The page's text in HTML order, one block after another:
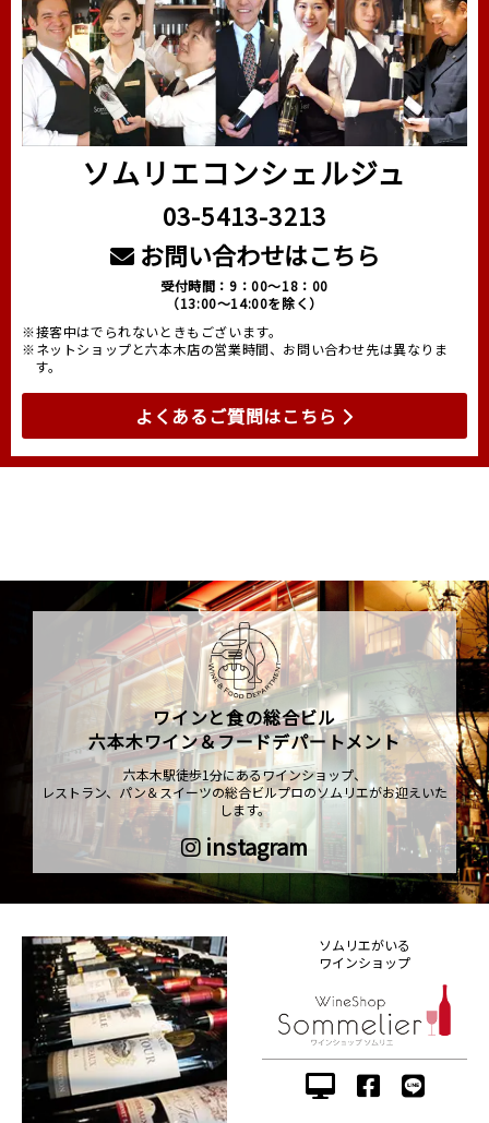
ソムリエコンシェルジュ
03-5413-3213
お問い合わせはこちら
受付時間：9：00～18：00
（13:00～14:00を除く）
※接客中はでられないときもございます。
※ネットショップと六本木店の営業時間、お問い合わせ先は異なりま
す。
よくあるご質問はこちら
ワインと食の総合ビル
六本木ワイン＆フードデパートメント
六本木駅徒歩1分にあるワインショップ、
レストラン、パン＆スイーツの総合ビルプロのソムリエがお迎えいた
します。
instagram
ソムリエがいる
ワインショップ